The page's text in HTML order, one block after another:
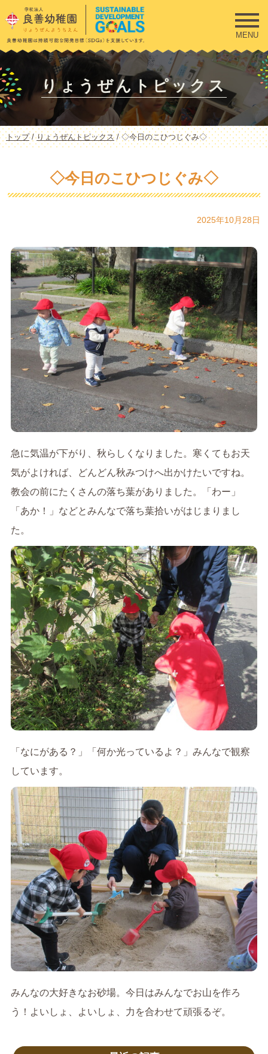
このページの本文へ
MENU
りょうぜんトピックス
現
在
トップ/りょうぜんトピックス /◇今日のこひつじぐみ◇
◇今日のこひつじぐみ◇
2025年10月28日
急に気温が下がり、秋らしくなりました。寒くてもお天
気がよければ、どんどん秋みつけへ出かけたいですね。
教会の前にたくさんの落ち葉がありました。「わー」
「あか！」などとみんなで落ち葉拾いがはじまりまし
た。
「なにがある？」「何か光っているよ？」みんなで観察
しています。
みんなの大好きなお砂場。今日はみんなでお山を作ろ
う！よいしょ、よいしょ、力を合わせて頑張るぞ。